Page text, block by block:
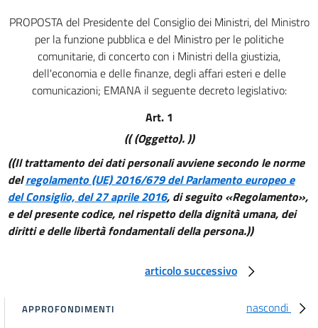
31
32
32 bis
33
TITOLO VI
ADEMPIMENTI
((TITOLO ABROGATO DAL D.LGS. 10 AGOSTO 2018, N. 101))
37
38
41
PROPOSTA del Presidente del Consiglio dei Ministri, del Ministro
per la funzione pubblica e del Ministro per le politiche
comunitarie, di concerto con i Ministri della giustizia,
dell'economia e delle finanze, degli affari esteri e delle
comunicazioni; EMANA il seguente decreto legislativo:
Art. 1
(( (Oggetto). ))
((Il trattamento dei dati personali avviene secondo le norme
delregolamento (UE) 2016/679 del Parlamento europeo e
del Consiglio, del 27 aprile 2016, di seguito «Regolamento»,
e del presente codice, nel rispetto della dignità umana, dei
diritti e delle libertà fondamentali della persona.))
articolo successivo
nascondi
APPROFONDIMENTI